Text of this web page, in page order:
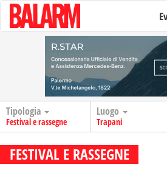
Tipologia
Festival e rassegne
Luogo
Trapani
FESTIVAL E RASSEGNE